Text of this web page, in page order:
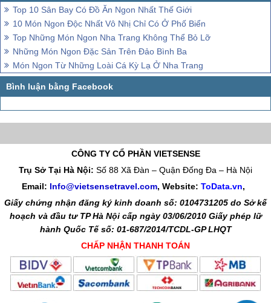
Top 10 Sân Bay Có Đồ Ăn Ngon Nhất Thế Giới
10 Món Ngon Độc Nhất Vô Nhị Chỉ Có Ở Phố Biển
Top Những Món Ngon Nha Trang Không Thể Bỏ Lỡ
Những Món Ngon Đặc Sản Trên Đảo Bình Ba
Món Ngon Từ Những Loài Cá Kỳ Lạ Ở Nha Trang
CÔNG TY CỔ PHẦN VIETSENSE
Trụ Sở Tại Hà Nội: Số 88 Xã Đàn – Quận Đống Đa – Hà Nội
Email: Info@vietsensetravel.com, Website: ToData.vn,
Giấy chứng nhận đăng ký kinh doanh số: 0104731205 do Sở kế
hoạch và đầu tư TP Hà Nội cấp ngày 03/06/2010 Giấy phép lữ
hành Quốc Tế số: 01-687/2014/TCDL-GP LHQT
CHẤP NHẬN THANH TOÁN